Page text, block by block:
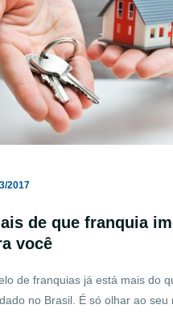
2017
de que franquia
você
de franquias já está mais do
no Brasil. É só olhar ao seu